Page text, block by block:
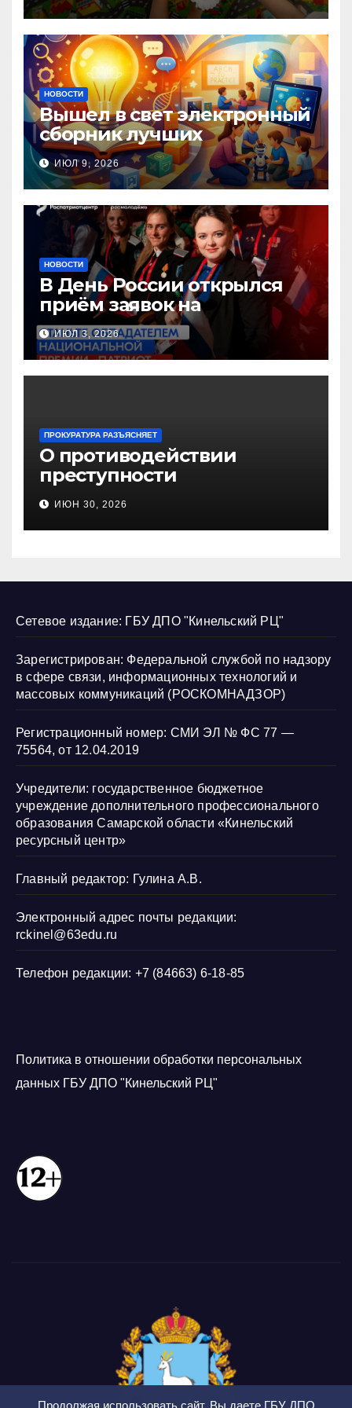
семьи, любви и верности
НОВОСТИ
Вышел в свет электронный
сборник лучших
инновационных практик
педагогов дошкольного
образования!
ИЮЛ 9, 2026
НОВОСТИ
В День России открылся
приём заявок на
Национальную премию
«Патриот»
ИЮЛ 3, 2026
ПРОКУРАТУРА РАЗЪЯСНЯЕТ
О противодействии
преступности
несовершеннолетних и
нарушению их прав
ИЮН 30, 2026
Сетевое издание: ГБУ ДПО "Кинельский РЦ"
Зарегистрирован: Федеральной службой по надзору
в сфере связи, информационных технологий и
массовых коммуникаций (РОСКОМНАДЗОР)
Регистрационный номер: СМИ ЭЛ № ФС 77 —
75564, от 12.04.2019
Учредители: государственное бюджетное
учреждение дополнительного профессионального
образования Самарской области «Кинельский
ресурсный центр»
Главный редактор: Гулина А.В.
Электронный адрес почты редакции:
rckinel@63edu.ru
Телефон редакции: +7 (84663) 6-18-85
Политика в отношении обработки персональных
данных ГБУ ДПО "Кинельский РЦ"